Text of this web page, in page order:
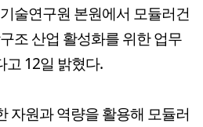
술연구원 본원에서 모듈러건
조 산업 활성화를 위한 업무
고 12일 밝혔다.
자원과 역량을 활용해 모듈러